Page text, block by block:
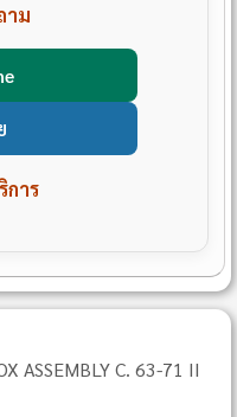
าม
การ
ASSEMBLY C. 63-71 II